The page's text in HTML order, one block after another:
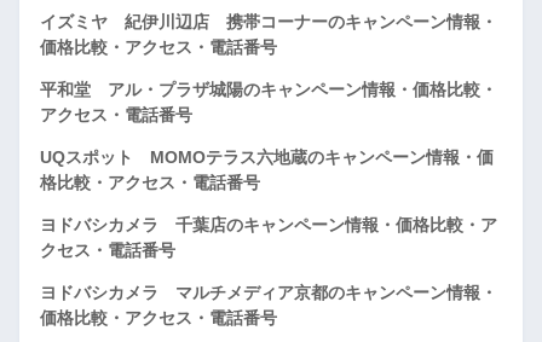
イズミヤ 紀伊川辺店 携帯コーナーのキャンペーン情報・
価格比較・アクセス・電話番号
平和堂 アル・プラザ城陽のキャンペーン情報・価格比較・
アクセス・電話番号
UQスポット MOMOテラス六地蔵のキャンペーン情報・価
格比較・アクセス・電話番号
ヨドバシカメラ 千葉店のキャンペーン情報・価格比較・ア
クセス・電話番号
ヨドバシカメラ マルチメディア京都のキャンペーン情報・
価格比較・アクセス・電話番号